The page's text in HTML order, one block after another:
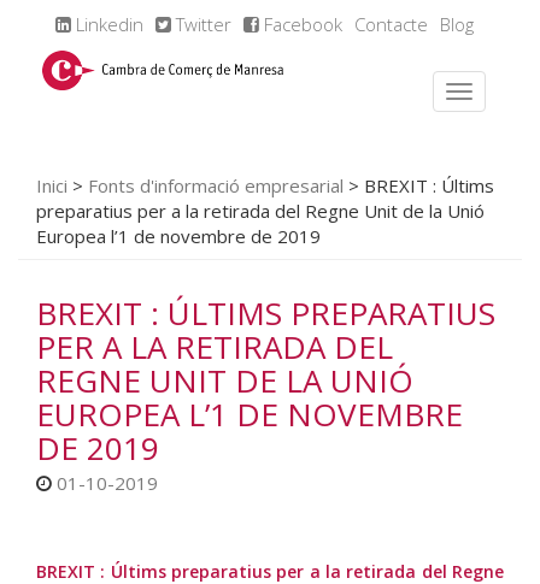
Linkedin Twitter Facebook Contacte Blog
Inici > Fonts d'informació empresarial > BREXIT : Últims
preparatius per a la retirada del Regne Unit de la Unió
Europea l’1 de novembre de 2019
BREXIT : ÚLTIMS PREPARATIUS
PER A LA RETIRADA DEL
REGNE UNIT DE LA UNIÓ
EUROPEA L’1 DE NOVEMBRE
DE 2019
01-10-2019
BREXIT : Últims preparatius per a la retirada del Regne